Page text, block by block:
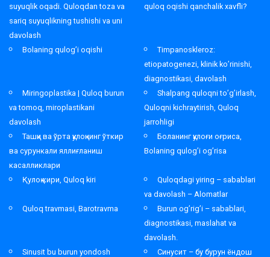
suyuqlik oqadi. Quloqdan toza va
sariq suyuqlikning tushishi va uni
davolash
quloq oqishi qanchalik xavfli?
Bolaning qulog’i oqishi
Timpanoskleroz:
etiopatogenezi, klinik ko’rinishi,
diagnostikasi, davolash
Miringoplastika | Quloq burun
va tomoq, miroplastikani
davolash
Shalpang quloqni to’g’irlash,
Quloqni kichraytirish, Quloq
jarrohligi
Ташқи ва ўрта қулоқнинг ўткир
ва сурункали яллиғланиш
касалликлари
Боланинг қулоғи оғриса,
Bolaning qulog’i og’risa
Қулоқ кири, Quloq kiri
Quloqdagi yiring – sabablari
va davolash – Alomatlar
Quloq travmasi, Barotravma
Burun og’rig’i – sabablari,
diagnostikasi, maslahat va
davolash.
Sinusit bu burun yondosh
Синусит – бу бурун ёндош